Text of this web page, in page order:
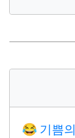
😂 기쁨